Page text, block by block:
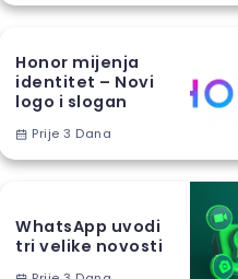
Honor mijenja
identitet – Novi
logo i slogan
Prije 3 Dana
WhatsApp uvodi
tri velike novosti